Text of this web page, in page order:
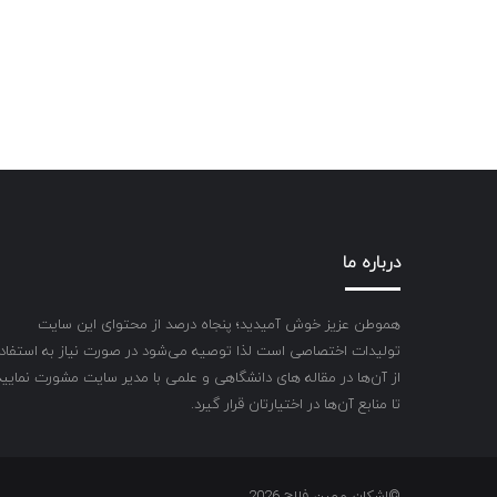
درباره ما
هموطن عزیز خوش آمیدید؛ پنجاه درصد از محتوای این سایت
تولیدات اختصاصی است لذا توصیه می‌شود در صورت نیاز به
از آن‌ها در مقاله های دانشگاهی و علمی با مدیر سایت مشورت
تا منابع آن‌ها در اختیارتان قرار گیرد.